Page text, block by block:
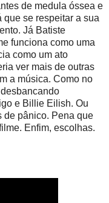
de medula óssea e
que se respeitar a sua
Já Batiste
funciona como uma
como um ato
ver mais de outras
a música. Como no
e Billie Eilish. Ou
de pânico. Pena que
Enfim, escolhas.